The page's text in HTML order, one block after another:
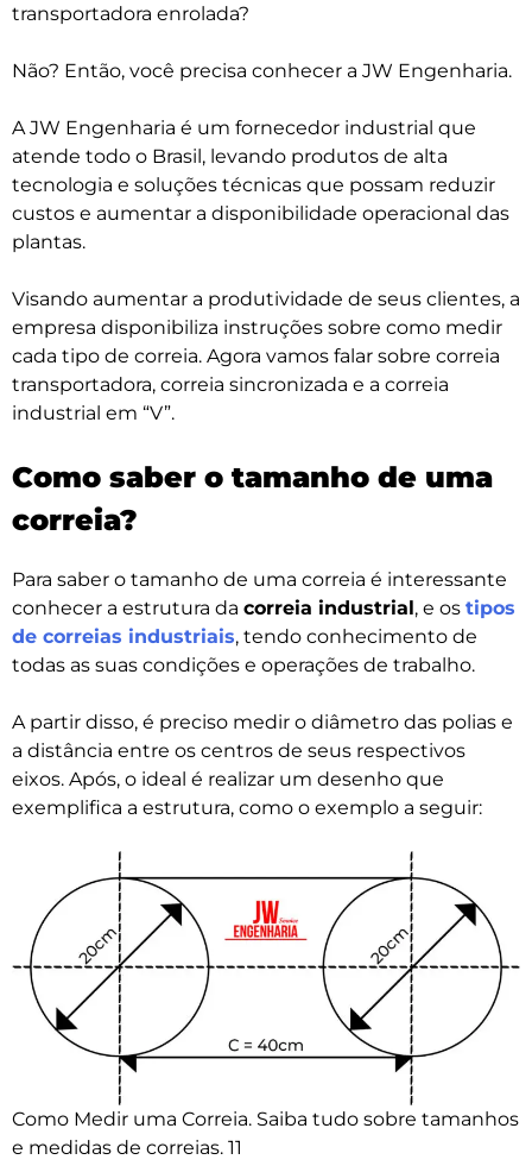
transportadora enrolada?
Não? Então, você precisa conhecer a JW Engenharia.
A JW Engenharia é um fornecedor industrial que
atende todo o Brasil, levando produtos de alta
tecnologia e soluções técnicas que possam reduzir
custos e aumentar a disponibilidade operacional das
plantas.
Visando aumentar a produtividade de seus clientes, a
empresa disponibiliza instruções sobre como medir
cada tipo de correia. Agora vamos falar sobre correia
transportadora, correia sincronizada e a correia
industrial em “V”.
Como saber o tamanho de uma
correia?
Para saber o tamanho de uma correia é interessante
conhecer a estrutura da correia industrial, e os tipos
de correias industriais, tendo conhecimento de
todas as suas condições e operações de trabalho.
A partir disso, é preciso medir o diâmetro das polias e
a distância entre os centros de seus respectivos
eixos. Após, o ideal é realizar um desenho que
exemplifica a estrutura, como o exemplo a seguir:
Como Medir uma Correia. Saiba tudo sobre tamanhos
e medidas de correias. 11